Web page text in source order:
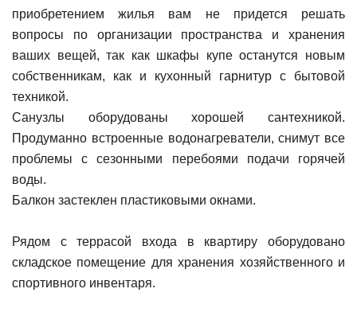
приобретением жилья вам не придется решать
вопросы по организации пространства и хранения
ваших вещей, так как шкафы купе останутся новым
собственникам, как и кухонный гарнитур с бытовой
техникой.
Санузлы оборудованы хорошей сантехникой.
Продуманно встроенные водонагреватели, снимут все
проблемы с сезонными перебоями подачи горячей
воды.
Балкон застеклен пластиковыми окнами.
Рядом с террасой входа в квартиру оборудовано
складское помещение для хранения хозяйственного и
спортивного инвентаря.